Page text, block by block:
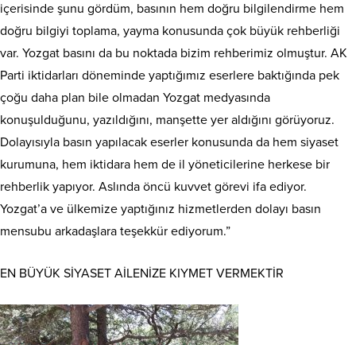
içerisinde şunu gördüm, basının hem doğru bilgilendirme hem
doğru bilgiyi toplama, yayma konusunda çok büyük rehberliği
var. Yozgat basını da bu noktada bizim rehberimiz olmuştur. AK
Parti iktidarları döneminde yaptığımız eserlere baktığında pek
çoğu daha plan bile olmadan Yozgat medyasında
konuşulduğunu, yazıldığını, manşette yer aldığını görüyoruz.
Dolayısıyla basın yapılacak eserler konusunda da hem siyaset
kurumuna, hem iktidara hem de il yöneticilerine herkese bir
rehberlik yapıyor. Aslında öncü kuvvet görevi ifa ediyor.
Yozgat’a ve ülkemize yaptığınız hizmetlerden dolayı basın
mensubu arkadaşlara teşekkür ediyorum.”
EN BÜYÜK SİYASET AİLENİZE KIYMET VERMEKTİR